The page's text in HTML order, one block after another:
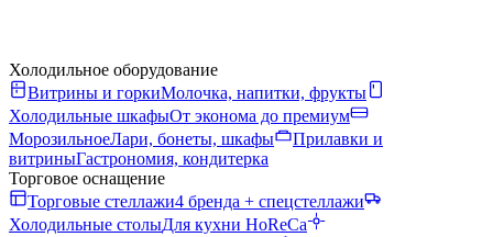
Холодильное оборудование
Витрины и горкиМолочка, напитки, фрукты
Холодильные шкафыОт эконома до премиум
МорозильноеЛари, бонеты, шкафы
Прилавки и
витриныГастрономия, кондитерка
Торговое оснащение
Торговые стеллажи4 бренда + спецстеллажи
Холодильные столыДля кухни HoReCa